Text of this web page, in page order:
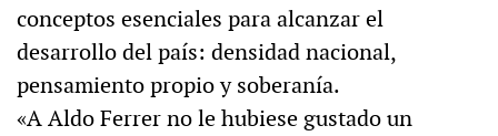
conceptos esenciales para alcanzar el
desarrollo del país: densidad nacional,
pensamiento propio y soberanía.
«A Aldo Ferrer no le hubiese gustado un